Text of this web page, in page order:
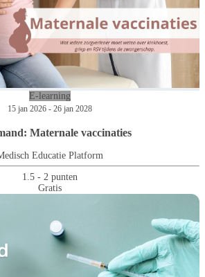
E-learning
15 jan 2026 - 26 jan 2028
Maternale vaccinaties
Educatie Platform
1.5 - 2 punten
Gratis